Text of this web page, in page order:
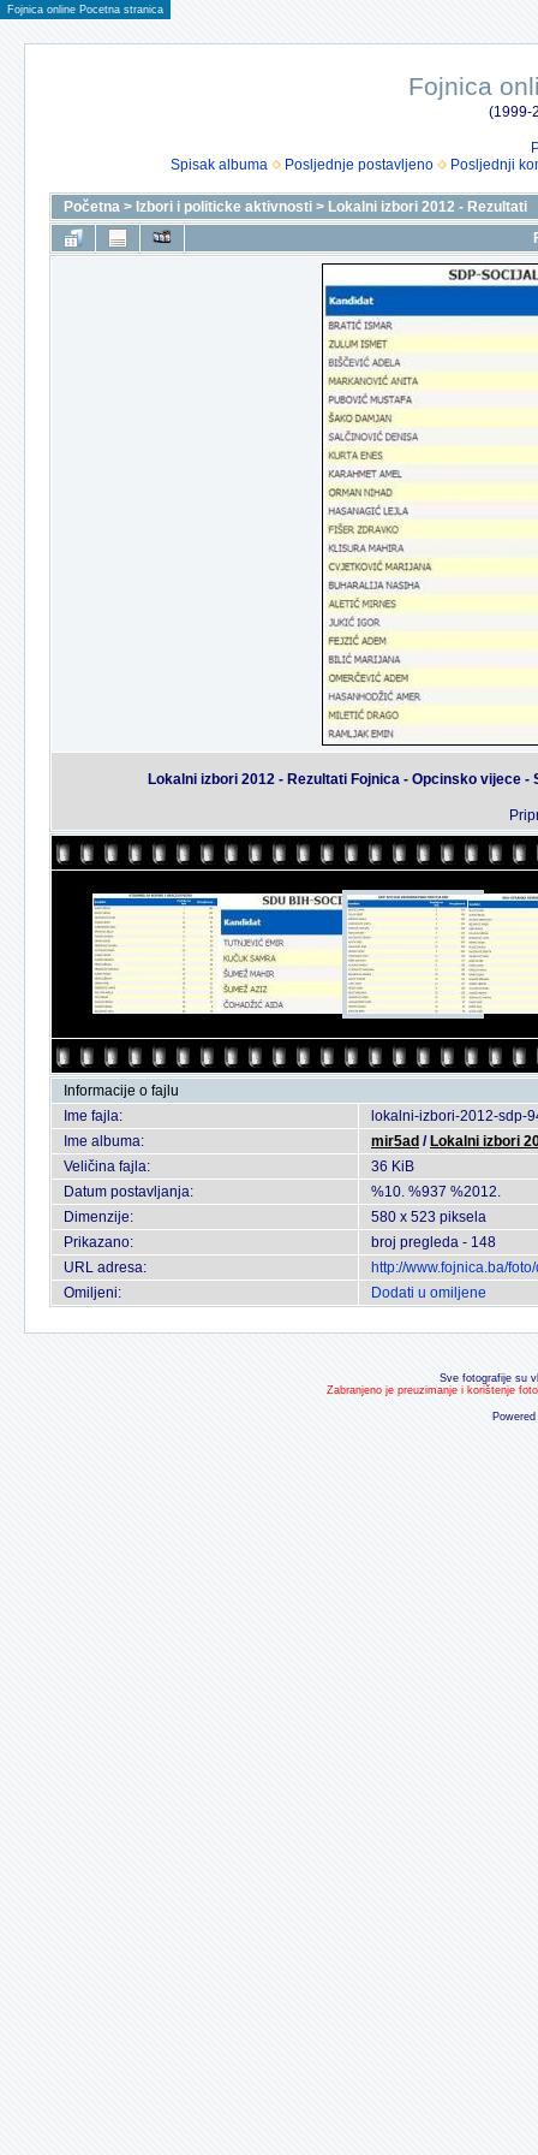
Fojnica online Pocetna stranica
Fojnica
(1999-
Spisak albuma
Posljednje postavljeno Posljednji
Početna > Izbori i politicke aktivnosti > Lokalni izbori 2012 - Rezultati
Lokalni izbori 2012 - Rezultati Fojnica - Opcinsko vijece -
Informacije o fajlu
Ime fajla:
lokalni-izbori-2012-sdp-
Ime albuma:
mir5ad / Lokalni izbori
Veličina fajla:
36 KiB
Datum postavljanja:
%10. %937 %2012.
Dimenzije:
580 x 523 piksela
Prikazano:
broj pregleda - 148
URL adresa:
http://www.fojnica.ba/
Omiljeni:
Dodati u omiljene
Sve fotografije su
Zabranjeno je preuzimanje i korištenje